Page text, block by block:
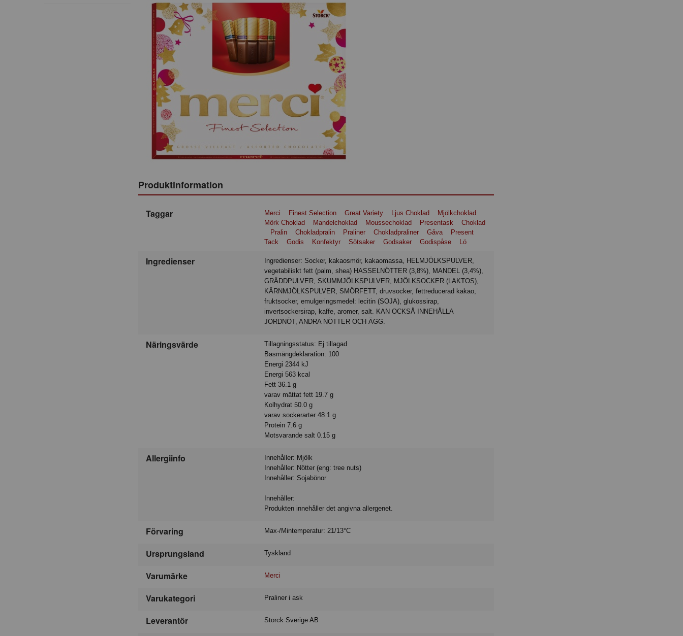
Produktinformation
Taggar Merci Finest Selection Great Variety Ljus Choklad
Mjölkchoklad
Mörk Choklad
Mandelchoklad Moussechoklad Presentask
Choklad
Pralin
Chokladpralin Praliner Chokladpraliner Gåva
Present
Tack
Godis Konfektyr Sötsaker Godsaker Godispåse Lö
Ingredienser
Ingredienser: Socker, kakaosmör, kakaomassa, HELMJÖLKSPULVER,
vegetabiliskt fett (palm, shea) HASSELNÖTTER (3,8%), MANDEL (3,4%),
GRÄDDPULVER, SKUMMJÖLKSPULVER, MJÖLKSOCKER (LAKTOS),
KÄRNMJÖLKSPULVER, SMÖRFETT, druvsocker, fettreducerad kakao,
fruktsocker, emulgeringsmedel: lecitin (SOJA), glukossirap,
invertsockersirap, kaffe, aromer, salt. KAN OCKSÅ INNEHÅLLA
JORDNÖT, ANDRA NÖTTER OCH ÄGG.
Näringsvärde
Tillagningsstatus: Ej tillagad
Basmängdeklaration: 100
Energi 2344 kJ
Energi 563 kcal
Fett 36.1 g
varav mättat fett 19.7 g
Kolhydrat 50.0 g
varav sockerarter 48.1 g
Protein 7.6 g
Motsvarande salt 0.15 g
Allergiinfo
Innehåller: Mjölk
Innehåller: Nötter (eng: tree nuts)
Innehåller: Sojabönor
Innehåller:
Produkten innehåller det angivna allergenet.
Förvaring Max-/Mintemperatur: 21/13°C
Ursprungsland Tyskland
Varumärke Merci
Varukategori Praliner i ask
Leverantör Storck Sverige AB